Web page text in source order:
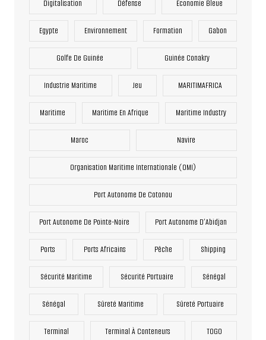
Digitalisation Défense Economie Bleue
Egypte Environnement Formation Gabon
Golfe De Guinée Guinée Conakry
Industrie Maritime Jeu MARITIMAFRICA
Maritime Maritime En Afrique Maritime Industry
Maroc Navire
Organisation Maritime Internationale (OMI)
Port Autonome De Cotonou
Port Autonome De Pointe-Noire Port Autonome D’Abidjan
Ports Ports Africains Pêche Shipping
Sécurité Maritime Sécurité Portuaire Sénégal
Sénégal Sûreté Maritime Sûreté Portuaire
Terminal Terminal À Conteneurs TOGO